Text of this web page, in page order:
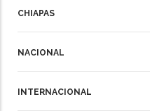
CHIAPAS
NACIONAL
INTERNACIONAL